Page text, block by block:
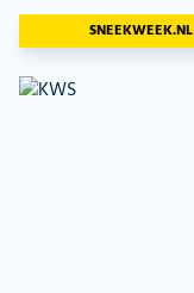
SNEEKWEEK.NL